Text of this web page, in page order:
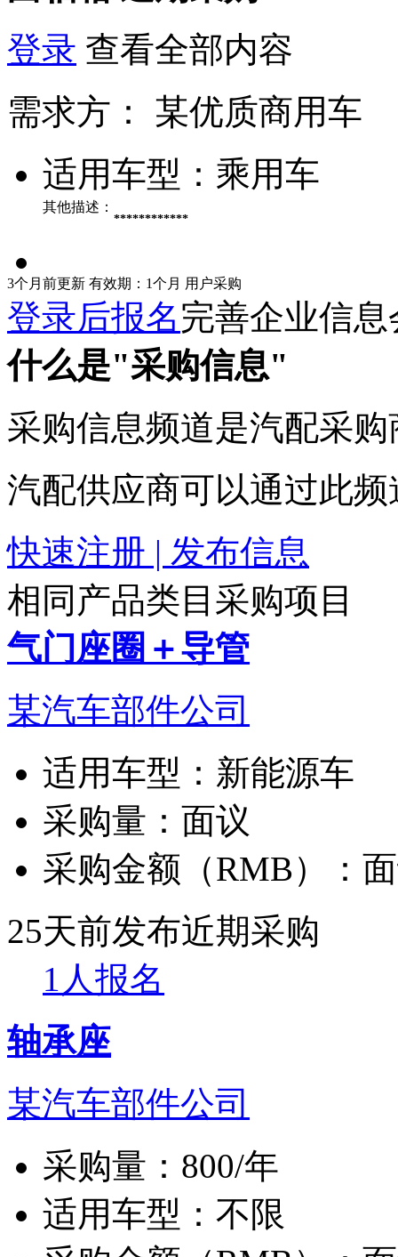
登录 查看全部内容
需求方：
某优质商用车
适用车型： 乘用车
其他描述：
************
3个月前更新 有效期：1个月 用户采购
登录后报名完善企业信
什么是"采购信息"
采购信息频道是汽配采
汽配供应商可以通过此
快速注册 | 发布信息
相同产品类目采购项目
气门座圈＋导管
某汽车部件公司
适用车型： 新能源车
采购量： 面议
采购金额（RMB）：
25天前发布近期采购
1人报名
轴承座
某汽车部件公司
采购量： 800/年
适用车型： 不限